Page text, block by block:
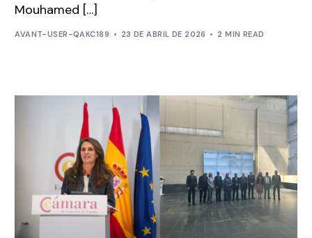
Mouhamed […]
AVANT-USER-QAKC189 23 DE ABRIL DE 2026 2 MIN READ